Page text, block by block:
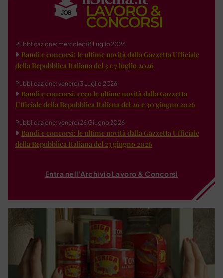
Pubblicazione: mercoledì 8 Luglio 2026
Bandi e concorsi: le ultime novità dalla Gazzetta Ufficiale
della Repubblica Italiana del 3 e 7 luglio 2026
Pubblicazione: venerdì 3 Luglio 2026
Bandi e concorsi: ecco le ultime novità dalla Gazzetta
Ufficiale della Repubblica Italiana del 26 e 30 giugno 2026
Pubblicazione: venerdì 26 Giugno 2026
Bandi e concorsi: le ultime novità dalla Gazzetta Ufficiale
della Repubblica Italiana del 23 giugno 2026
Entra nell'Archivio Lavoro & Concorsi